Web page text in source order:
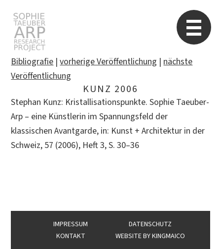
nach:
Bibliografie|vorherige Veröffentlichung |nächste
Veröffentlichung
KUNZ 2006
Stephan Kunz: Kristallisationspunkte. Sophie Taeuber-
Arp – eine Künstlerin im Spannungsfeld der
klassischen Avantgarde, in: Kunst + Architektur in der
Schweiz, 57 (2006), Heft 3, S. 30–36
IMPRESSUM
DATENSCHUTZ
KONTAKT
WEBSITE BYKINGMAICO